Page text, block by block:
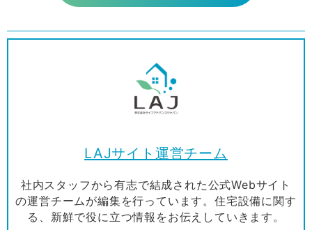
LAJサイト運営チーム
社内スタッフから有志で結成された公式Webサイト
の運営チームが編集を行っています。住宅設備に関す
る、新鮮で役に立つ情報をお伝えしていきます。